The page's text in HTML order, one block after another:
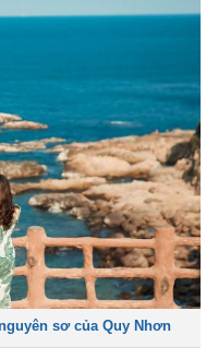
sơ của Quy Nhơn